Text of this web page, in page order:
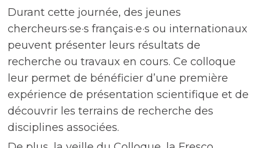
Durant cette journée, des jeunes
chercheurs·se·s français·e·s ou internationaux
peuvent présenter leurs résultats de
recherche ou travaux en cours. Ce colloque
leur permet de bénéficier d’une première
expérience de présentation scientifique et de
découvrir les terrains de recherche des
disciplines associées.